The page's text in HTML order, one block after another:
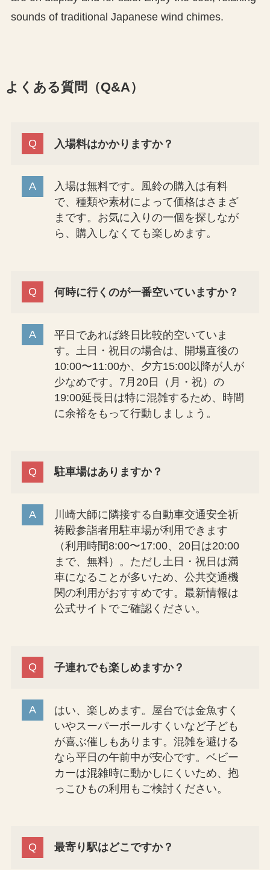
sounds of traditional Japanese wind chimes.
よくある質問（Q&A）
入場料はかかりますか？
入場は無料です。風鈴の購入は有料
で、種類や素材によって価格はさまざ
まです。お気に入りの一個を探しなが
ら、購入しなくても楽しめます。
何時に行くのが一番空いていますか？
平日であれば終日比較的空いていま
す。土日・祝日の場合は、開場直後の
10:00〜11:00か、夕方15:00以降が人が
少なめです。7月20日（月・祝）の
19:00延長日は特に混雑するため、時間
に余裕をもって行動しましょう。
駐車場はありますか？
川崎大師に隣接する自動車交通安全祈
祷殿参詣者用駐車場が利用できます
（利用時間8:00〜17:00、20日は20:00
まで、無料）。ただし土日・祝日は満
車になることが多いため、公共交通機
関の利用がおすすめです。最新情報は
公式サイトでご確認ください。
子連れでも楽しめますか？
はい、楽しめます。屋台では金魚すく
いやスーパーボールすくいなど子ども
が喜ぶ催しもあります。混雑を避ける
なら平日の午前中が安心です。ベビー
カーは混雑時に動かしにくいため、抱
っこひもの利用もご検討ください。
最寄り駅はどこですか？